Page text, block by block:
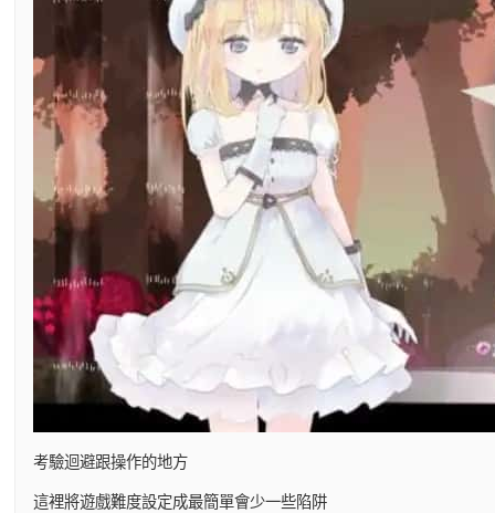
考驗迴避跟操作的地方
這裡將遊戲難度設定成最簡單會少一些陷阱